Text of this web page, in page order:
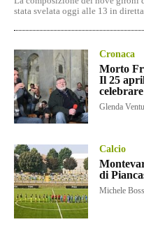
stata svelata oggi alle 13 in
Cronaca
Morto
Il 25
Glenda
Calcio
di
Michele